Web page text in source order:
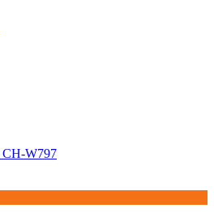
CH-W797